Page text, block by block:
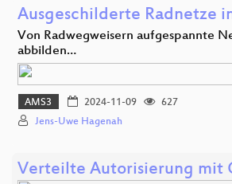
Ausgeschilderte Radnetze
Von Radwegweisern aufgespannte
abbilden…
AMS3 2024-11-09
627
Jens-Uwe Hagenah
Verteilte Autorisierung mit